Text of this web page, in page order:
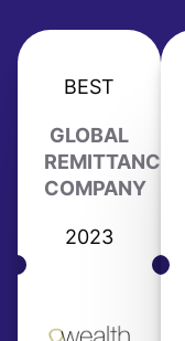
BEST
GLOBAL
REMITTANCE
COMPANY
2023